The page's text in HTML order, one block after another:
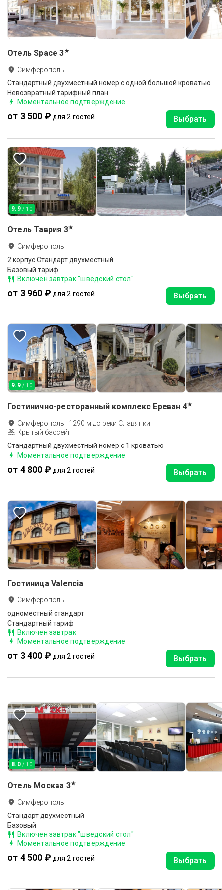
Отель Space 3★
Симферополь
Стандартный двухместный номер c одной большой кроватью
Невозвратный тарифный план
Моментальное подтверждение
от 3 500 ₽ для 2 гостей Выбрать
9.9 / 10
Отель Таврия 3★
Симферополь
2 корпус Стандарт двухместный
Базовый тариф
Включен завтрак "шведский стол"
от 3 960 ₽ для 2 гостей Выбрать
9.9 / 10
Гостинично-ресторанный комплекс Ереван 4★
Симферополь · 1290 м до реки Славянки
Крытый бассейн
Стандартный двухместный номер с 1 кроватью
Моментальное подтверждение
от 4 800 ₽ для 2 гостей Выбрать
Гостиница Valencia
Симферополь
одноместный стандарт
Стандартный тариф
Включен завтрак
Моментальное подтверждение
от 3 400 ₽ для 2 гостей Выбрать
8.0 / 10
Отель Москва 3★
Симферополь
Стандарт двухместный
Базовый
Включен завтрак "шведский стол"
Моментальное подтверждение
от 4 500 ₽ для 2 гостей Выбрать